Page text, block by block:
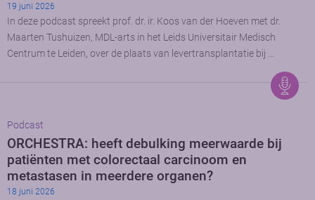
19 juni 2026
In deze podcast spreekt prof. dr. ir. Koos van der Hoeven met dr.
Maarten Tushuizen, MDL-arts in het Leids Universitair Medisch
Centrum te Leiden, over de plaats van levertransplantatie bij …
Podcast
ORCHESTRA: heeft debulking meerwaarde bij
patiënten met colorectaal carcinoom en
metastasen in meerdere organen?
18 juni 2026